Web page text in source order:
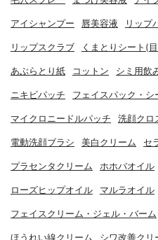
アイシャンプー 唇美容液 リップ
リップスクラブ くまとりシート(
あぶらとり紙 コットン シミ用飲
ニキビパッチ フェイスパック・シ
マイクロニードルパッチ 洗顔クロ
電動洗顔ブラシ 美白クリーム セ
プラセンタクリーム ホホバオイル
ローズヒップオイル マルラオイル
フェイスクリーム・ジェル・バーム
ほうれい線クリーム シワ改善クリ